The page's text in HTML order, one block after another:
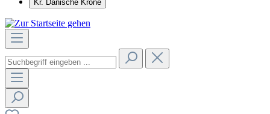
Kr. Dänische Krone